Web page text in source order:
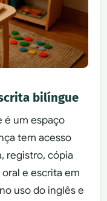
bilíngue
é um espaço
tem acesso
registro, cópia
e escrita em
uso do inglês e